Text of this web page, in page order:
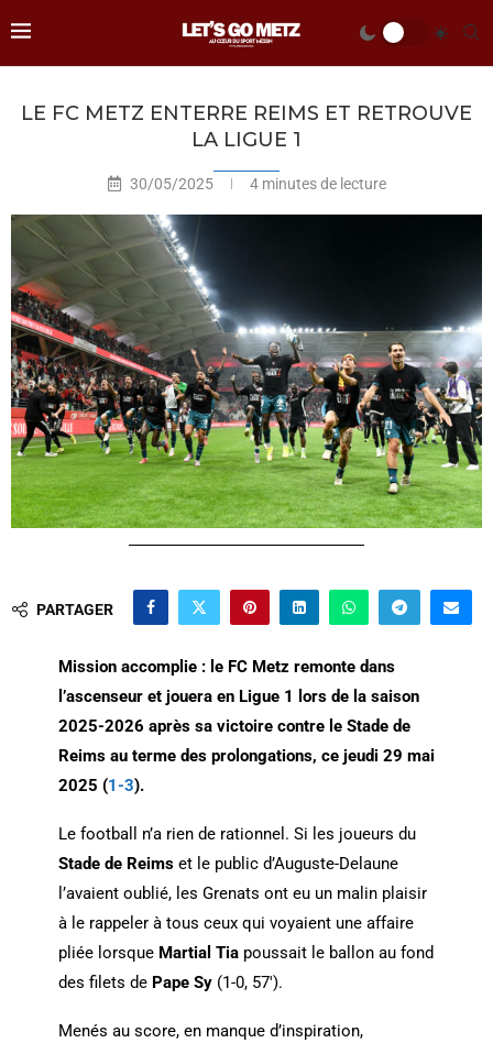
LE FC METZ ENTERRE REIMS ET RETROUVE
LA LIGUE 1
30/05/2025 4 minutes de lecture
PARTAGER
Mission accomplie : le FC Metz remonte dans
l’ascenseur et jouera en Ligue 1 lors de la saison
2025-2026 après sa victoire contre le Stade de
Reims au terme des prolongations, ce jeudi 29 mai
2025 (1-3).
Le football n’a rien de rationnel. Si les joueurs du
Stade de Reims et le public d’Auguste-Delaune
l’avaient oublié, les Grenats ont eu un malin plaisir
à le rappeler à tous ceux qui voyaient une affaire
pliée lorsque Martial Tiapoussait le ballon au fond
des filets de Pape Sy(1-0, 57′).
Menés au score, en manque d’inspiration,